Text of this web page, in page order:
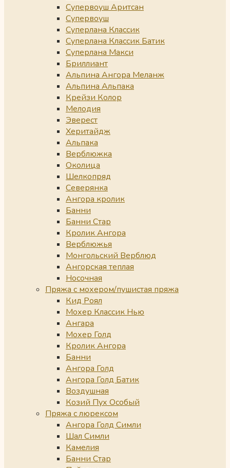
Супервоуш Аритсан
Супервоуш
Суперлана Классик
Суперлана Классик Батик
Суперлана Макси
Бриллиант
Альпина Ангора Меланж
Альпина Альпака
Крейзи Колор
Мелодия
Эверест
Херитайдж
Альпака
Верблюжка
Околица
Шелкопряд
Северянка
Ангора кролик
Банни
Банни Стар
Кролик Ангора
Верблюжья
Монгольский Верблюд
Ангорская теплая
Носочная
Пряжа с мохером/пушистая пряжа
Кид Роял
Мохер Классик Нью
Ангара
Мохер Голд
Кролик Ангора
Банни
Ангора Голд
Ангора Голд Батик
Воздушная
Козий Пух Особый
Пряжа с люрексом
Ангора Голд Симли
Шал Симли
Камелия
Банни Стар